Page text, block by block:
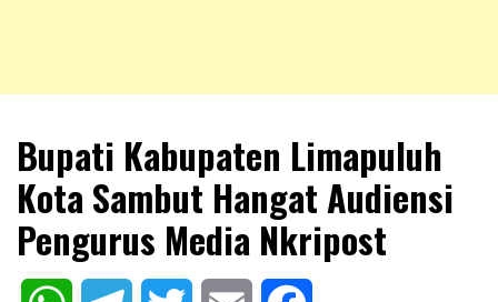
NKRIPOST
Bupati Kabupaten Limapuluh
Kota Sambut Hangat Audiensi
Pengurus Media Nkripost